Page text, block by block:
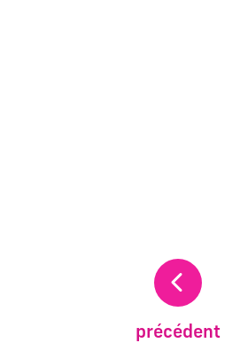
précédent